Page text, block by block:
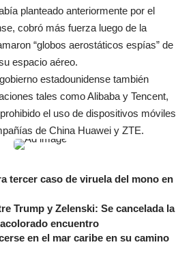
planteado anteriormente por el
cobró más fuerza luego de la
“globos aerostáticos espías” de
espacio aéreo.
estadounidense también
tales como Alibaba y Tencent,
el uso de dispositivos móviles
de China Huawei y ZTE.
tercer caso de viruela del mono en
Trump y Zelenski: Se cancelada la
encuentro
en el mar caribe en su camino